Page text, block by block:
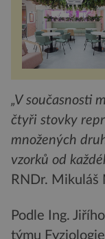
„V současnosti
čtyři stovky
množených
vzorků od
RNDr. Mikuláš
Podle Ing.
týmu